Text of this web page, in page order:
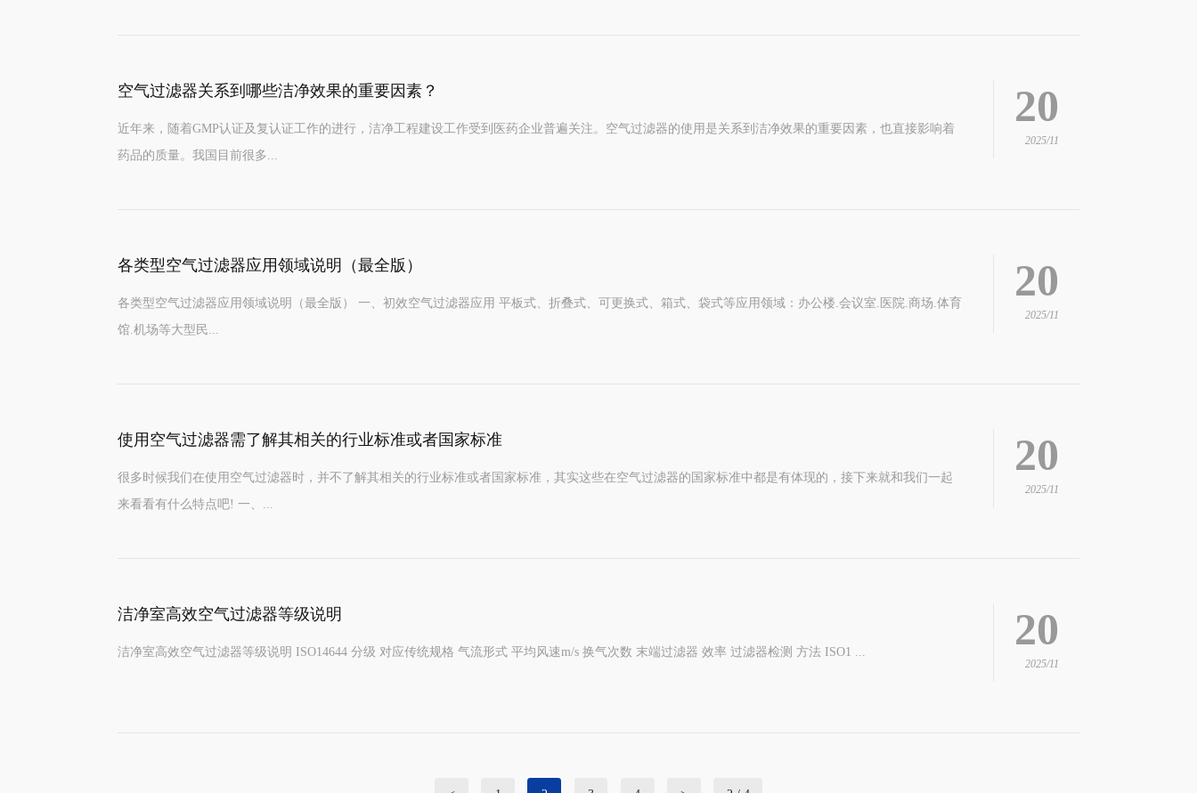
空气过滤器关系到哪些洁净效果的重要因素？
近年来，随着GMP认证及复认证工作的进行，洁净工程建设工作受到医药企业普遍关注。空气过滤器的使用是关系到洁净效果的重要因素，也直接影响着
药品的质量。我国目前很多...
20
2025/11
各类型空气过滤器应用领域说明（最全版）
各类型空气过滤器应用领域说明（最全版） 一、初效空气过滤器应用 平板式、折叠式、可更换式、箱式、袋式等应用领域：办公楼.会议室.医院.商场.体育
馆.机场等大型民...
20
2025/11
使用空气过滤器需了解其相关的行业标准或者国家标准
很多时候我们在使用空气过滤器时，并不了解其相关的行业标准或者国家标准，其实这些在空气过滤器的国家标准中都是有体现的，接下来就和我们一起
来看看有什么特点吧! 一、...
20
2025/11
洁净室高效空气过滤器等级说明
洁净室高效空气过滤器等级说明 ISO14644 分级 对应传统规格 气流形式 平均风速m/s 换气次数 末端过滤器 效率 过滤器检测 方法 ISO1 ... 20
2025/11